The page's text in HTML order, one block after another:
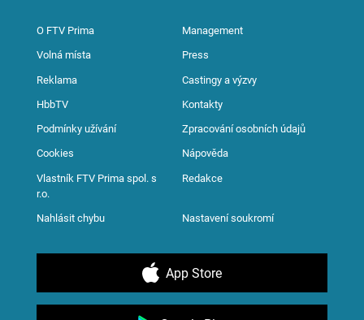
O FTV Prima Management
Volná místa Press
Reklama Castingy a výzvy
HbbTV Kontakty
Podmínky užívání Zpracování osobních údajů
Cookies Nápověda
Vlastník FTV Prima spol. s
r.o.
Redakce
Nahlásit chybu Nastavení soukromí
App Store